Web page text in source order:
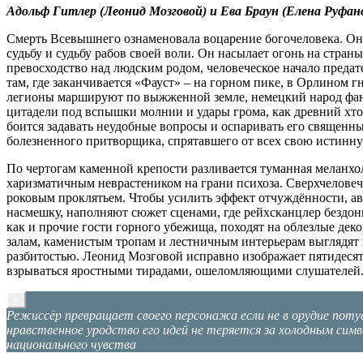
Адольф Гитлер (Леонид Мозговой) и Ева Браун (Елена
Смерть Всевышнего ознаменовала воцарение богочеловека.
судьбу и судьбу рабов своей воли. Он насылает огонь на
превосходство над людским родом, человеческое начало
там, где заканчивается «Фауст» – на горном пике, в Орлином
легионы маршируют по выжженной земле, немецкий народ
цитадели под вспышки молнии и удары грома, как древний
боится задавать неудобные вопросы и оспаривать его
болезненного притворщика, спрятавшего от всех свою
По чертогам каменной крепости разливается туманная
харизматичным неврастеником на грани психоза.
роковым проклятьем. Чтобы усилить эффект отчуждённости,
насмешку, наполняют сюжет сценами, где рейхсканцлер
как и прочие гости горного убежища, походят на облезлые
залам, каменистым тропам и лестничным интерьерам
разбитостью. Леонид Мозговой исправно изображает
взрываться яростными тирадами, ошеломляющими слушателей.
Режиссёр превращает своего персонажа если не в орудие
нравственное уродство его идей не теряется за холодным
национального чувства